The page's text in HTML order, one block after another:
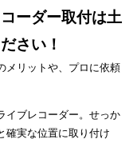
ーダー取付は土
さい！
メリットや、プロに依頼
イブレコーダー。せっか
確実な位置に取り付け